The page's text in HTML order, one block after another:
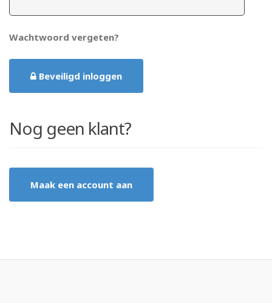
Wachtwoord vergeten?
Beveiligd inloggen
Nog geen klant?
Maak een account aan